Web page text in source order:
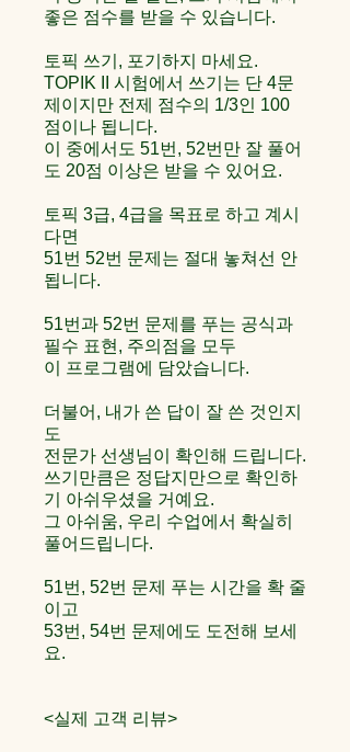
좋은 점수를 받을 수 있습니다.
토픽 쓰기, 포기하지 마세요.
TOPIK II 시험에서 쓰기는 단 4문
제이지만 전제 점수의 1/3인 100
점이나 됩니다.
이 중에서도 51번, 52번만 잘 풀어
도 20점 이상은 받을 수 있어요.
토픽 3급, 4급을 목표로 하고 계시
다면
51번 52번 문제는 절대 놓쳐선 안
됩니다.
51번과 52번 문제를 푸는 공식과
필수 표현, 주의점을 모두
이 프로그램에 담았습니다.
더불어, 내가 쓴 답이 잘 쓴 것인지
도
전문가 선생님이 확인해 드립니다.
쓰기만큼은 정답지만으로 확인하
기 아쉬우셨을 거예요.
그 아쉬움, 우리 수업에서 확실히
풀어드립니다.
51번, 52번 문제 푸는 시간을 확 줄
이고
53번, 54번 문제에도 도전해 보세
요.
<실제 고객 리뷰>